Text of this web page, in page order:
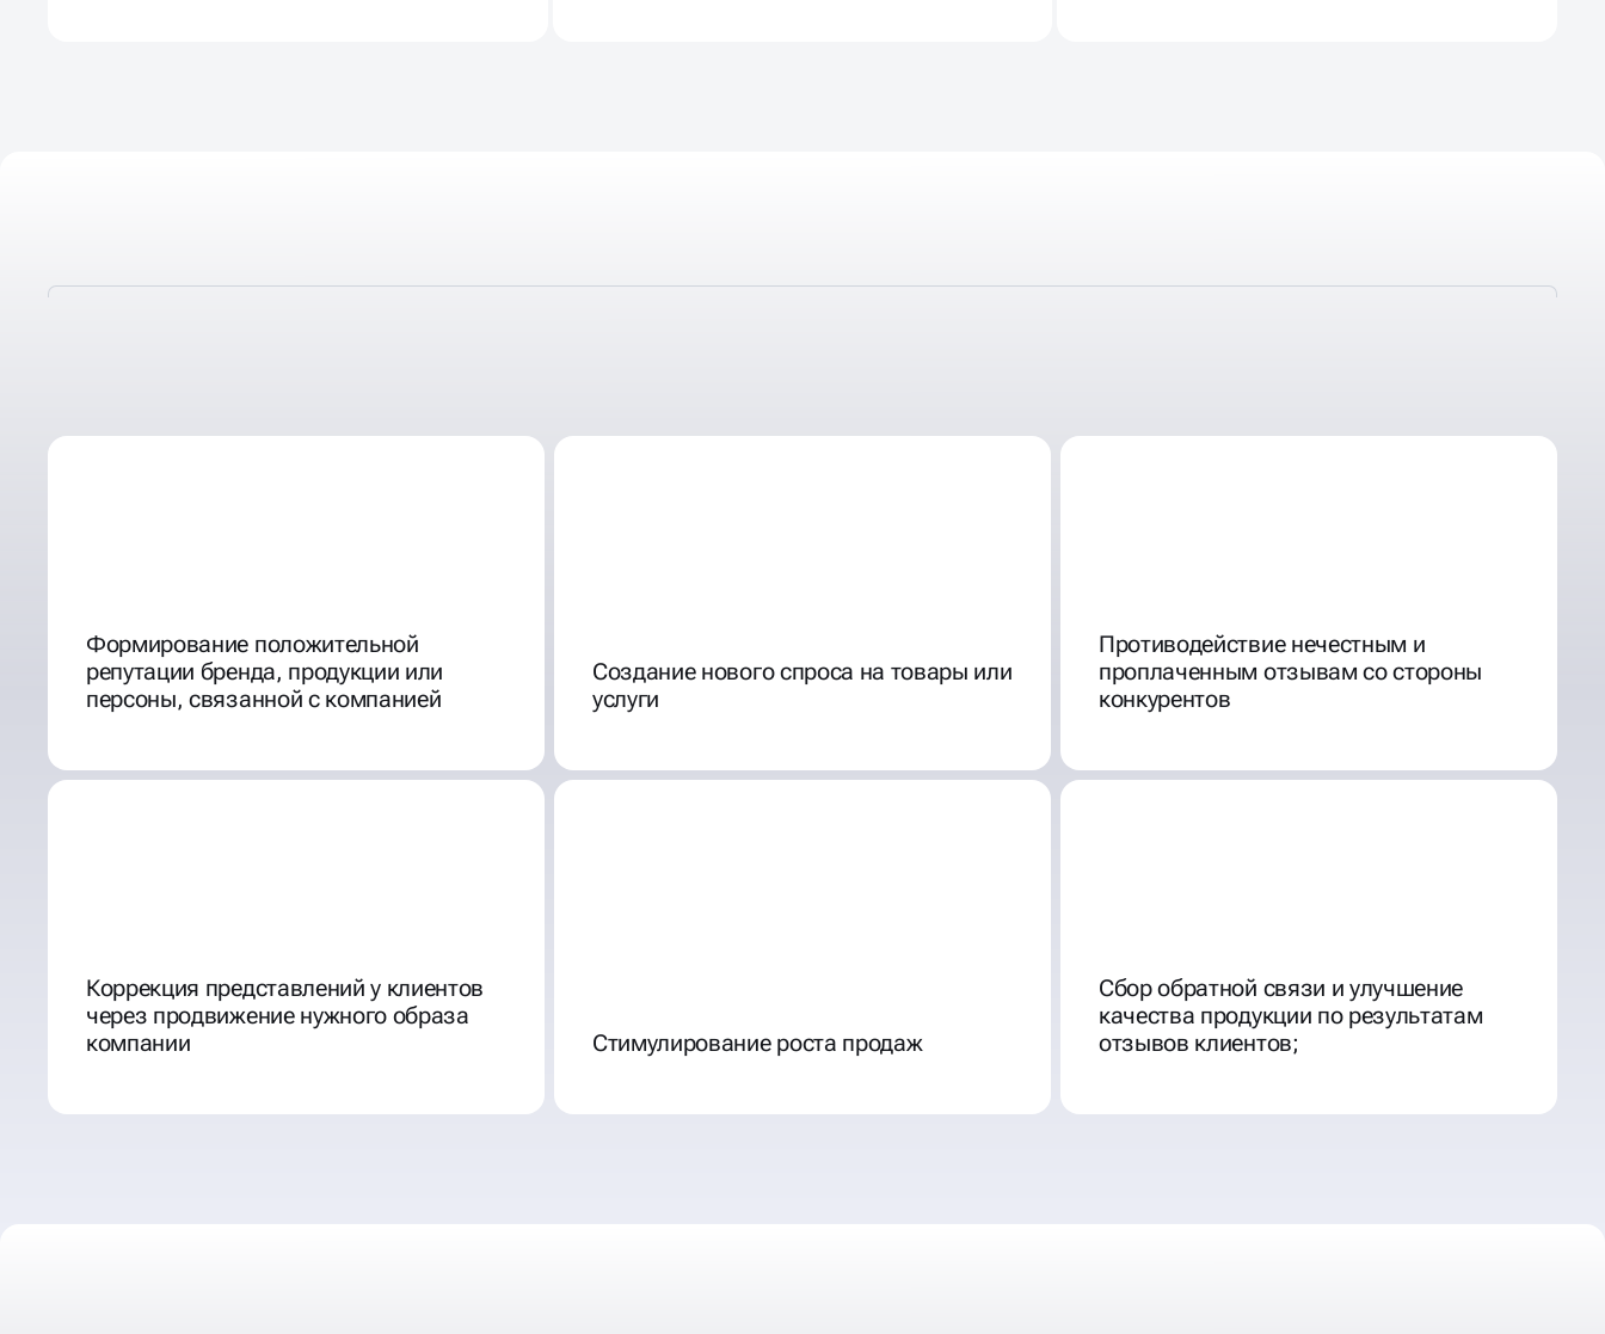
Формирование положительной
репутации бренда, продукции или
персоны, связанной с компанией
Создание нового спроса на товары или
услуги
Противодействие нечестным и
проплаченным отзывам со стороны
конкурентов
Коррекция представлений у клиентов
через продвижение нужного образа
компании
Стимулирование роста продаж
Сбор обратной связи и улучшение
качества продукции по результатам
отзывов клиентов;